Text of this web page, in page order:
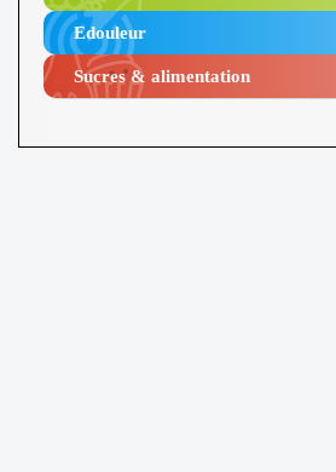
Edouleur​
Sucres & alimentation​